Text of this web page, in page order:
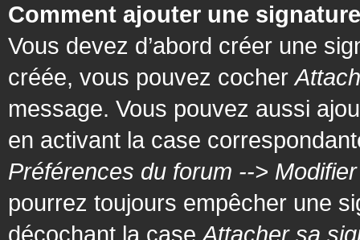
Comment ajouter une
Vous devez d’abord créer une
créée, vous pouvez cocher
message. Vous pouvez aussi
en activant la case
Préférences du forum -->
pourrez toujours empêcher une
décochant la caseAttacher sa